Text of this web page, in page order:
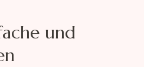
und